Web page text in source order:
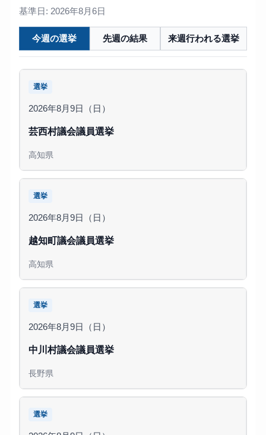
基準日: 2026年8月6日
今週の選挙 先週の結果 来週行われる選挙
選挙
2026年8月9日（日）
芸西村議会議員選挙
高知県
選挙
2026年8月9日（日）
越知町議会議員選挙
高知県
選挙
2026年8月9日（日）
中川村議会議員選挙
長野県
選挙